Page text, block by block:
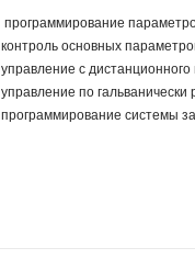
программирование
контроль основных
управление с
управление по
программирование системы